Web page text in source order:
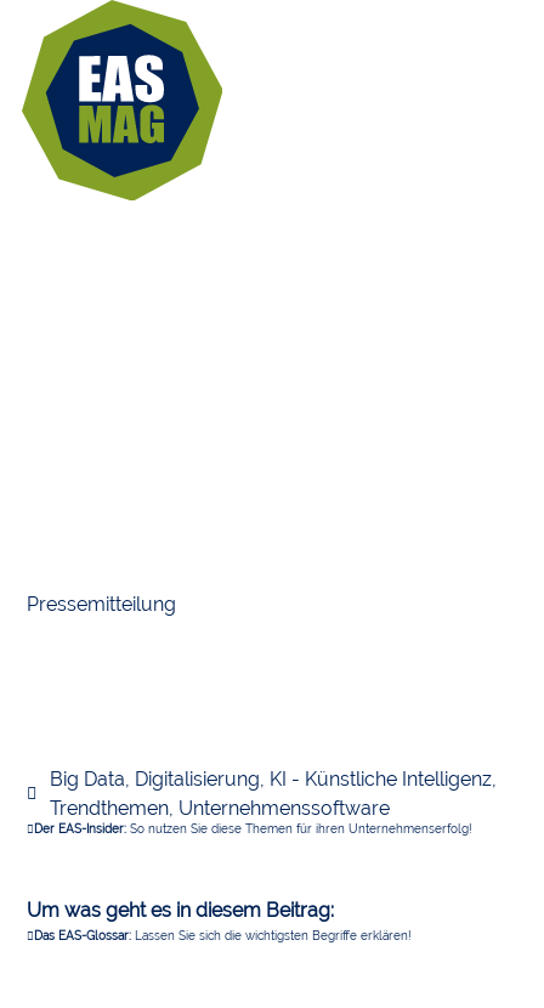
Pressemitteilung
Big Data, Digitalisierung, KI - Künstliche Intelligenz,
Trendthemen, Unternehmenssoftware
Der EAS-Insider: So nutzen Sie diese Themen für ihren Unternehmenserfolg!
Um was geht es in diesem Beitrag:
Das EAS-Glossar: Lassen Sie sich die wichtigsten Begriffe erklären!